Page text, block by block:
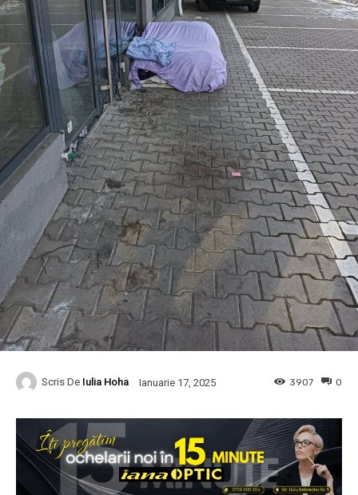
Scris De Iulia Hoha Ianuarie 17, 2025 0
3907